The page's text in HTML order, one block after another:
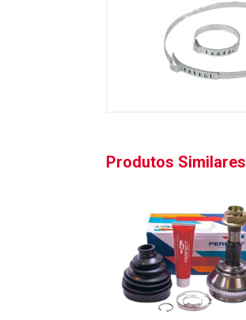
Produtos Similares